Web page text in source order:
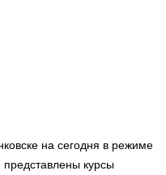
на сегодня в режиме
курсы